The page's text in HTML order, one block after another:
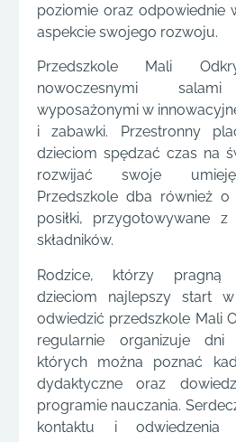
poziomie oraz odpowiednie
aspekcie swojego rozwoju.
Przedszkole Mali
nowoczesnymi salami
wyposażonymi w
i zabawki. Przestronny
dzieciom spędzać czas na
rozwijać swoje
Przedszkole dba również
posiłki, przygotowywane
składników.
Rodzice, którzy pragną
dzieciom najlepszy start
odwiedzić przedszkole Mali
regularnie organizuje dni
których można poznać
dydaktyczne oraz
programie nauczania.
kontaktu i odwiedzenia